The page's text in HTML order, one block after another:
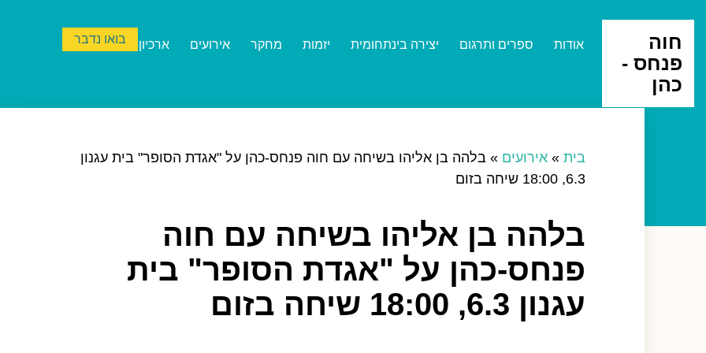
חוה
פנחס -
כהן
אודות ספרים ותרגום יצירה בינתחומית יזמות מחקר אירועים ארכיון בואו נדבר
בית »אירועים »בלהה בן אליהו בשיחה עם חוה פנחס-כהן על "אגדת הסופר" בית עגנון
6.3, 18:00 שיחה בזום
בלהה בן אליהו בשיחה עם חוה
פנחס-כהן על "אגדת הסופר" בית
עגנון 6.3, 18:00 שיחה בזום